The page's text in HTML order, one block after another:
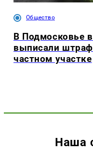
Общество
В Подмосковье
выписали
частном участке
Наша